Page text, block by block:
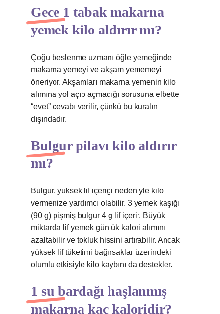
Gece 1 tabak makarna
yemek kilo aldırır mı?
Çoğu beslenme uzmanı öğle yemeğinde
makarna yemeyi ve akşam yememeyi
öneriyor. Akşamları makarna yemenin kilo
alımına yol açıp açmadığı sorusuna elbette
“evet” cevabı verilir, çünkü bu kuralın
dışındadır.
Bulgur pilavı kilo aldırır
mı?
Bulgur, yüksek lif içeriği nedeniyle kilo
vermenize yardımcı olabilir. 3 yemek kaşığı
(90 g) pişmiş bulgur 4 g lif içerir. Büyük
miktarda lif yemek günlük kalori alımını
azaltabilir ve tokluk hissini artırabilir. Ancak
yüksek lif tüketimi bağırsaklar üzerindeki
olumlu etkisiyle kilo kaybını da destekler.
1 su bardağı haşlanmış
makarna kaç kaloridir?